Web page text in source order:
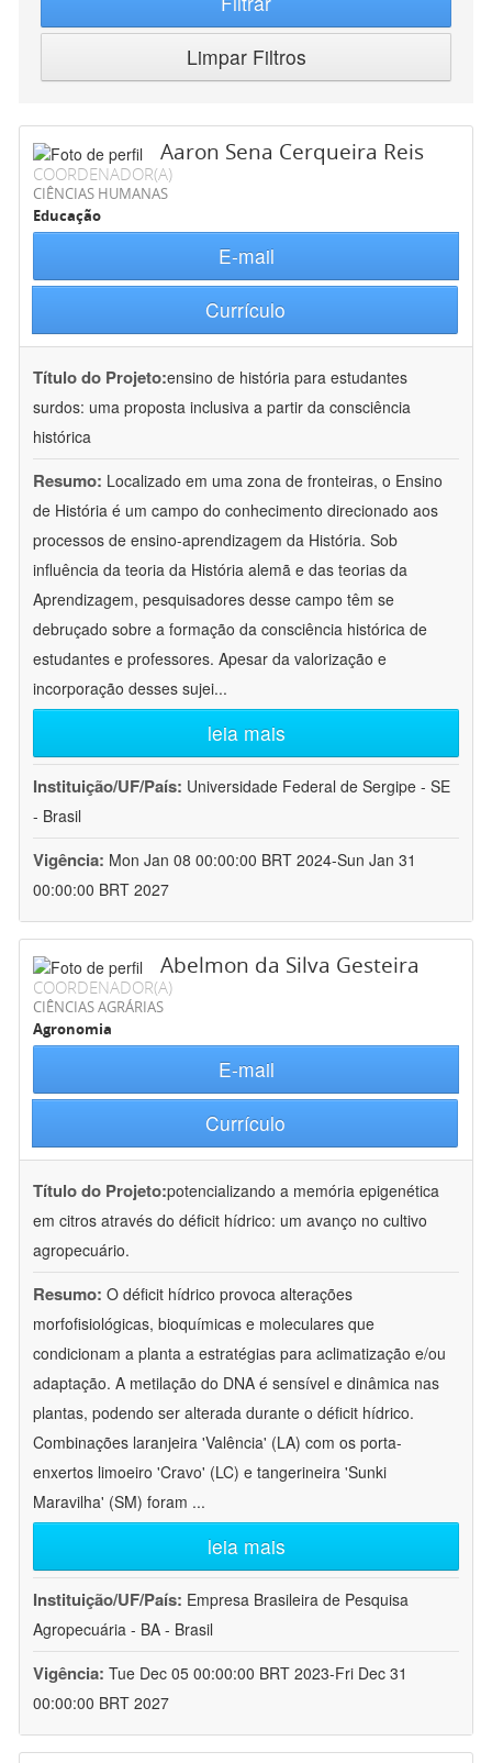
Limpar Filtros
Aaron Sena Cerqueira Reis
COORDENADOR(A)
CIÊNCIAS HUMANAS
Educação
E-mail
Currículo
Título do Projeto:ensino de história para estudantes
surdos: uma proposta inclusiva a partir da consciência
histórica
Resumo: Localizado em uma zona de fronteiras, o Ensino
de História é um campo do conhecimento direcionado aos
processos de ensino-aprendizagem da História. Sob
influência da teoria da História alemã e das teorias da
Aprendizagem, pesquisadores desse campo têm se
debruçado sobre a formação da consciência histórica de
estudantes e professores. Apesar da valorização e
incorporação desses sujei...
leia mais
Instituição/UF/País: Universidade Federal de Sergipe - SE
- Brasil
Vigência: Mon Jan 08 00:00:00 BRT 2024-Sun Jan 31
00:00:00 BRT 2027
Abelmon da Silva Gesteira
COORDENADOR(A)
CIÊNCIAS AGRÁRIAS
Agronomia
E-mail
Currículo
Título do Projeto:potencializando a memória epigenética
em citros através do déficit hídrico: um avanço no cultivo
agropecuário.
Resumo: O déficit hídrico provoca alterações
morfofisiológicas, bioquímicas e moleculares que
condicionam a planta a estratégias para aclimatização e/ou
adaptação. A metilação do DNA é sensível e dinâmica nas
plantas, podendo ser alterada durante o déficit hídrico.
Combinações laranjeira 'Valência' (LA) com os porta-
enxertos limoeiro 'Cravo' (LC) e tangerineira 'Sunki
Maravilha' (SM) foram ...
leia mais
Instituição/UF/País: Empresa Brasileira de Pesquisa
Agropecuária - BA - Brasil
Vigência: Tue Dec 05 00:00:00 BRT 2023-Fri Dec 31
00:00:00 BRT 2027